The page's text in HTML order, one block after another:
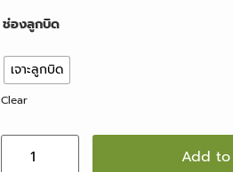
ช่องลูกบิด
เจาะลูกบิด
Clear
Add